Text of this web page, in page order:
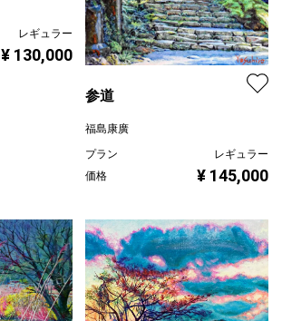
レギュラー
¥ 130,000
参道
福島康廣
プラン
レギュラー
価格
¥ 145,000